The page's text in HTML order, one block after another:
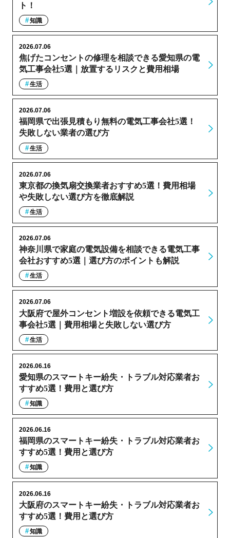
ト！
知識
焦げたコンセントの修理を相談できる愛知県の電
気工事会社5選｜放置するリスクと費用相場
2026.07.06
生活
福岡県で出張見積もり無料の電気工事会社5選！
失敗しない業者の選び方
2026.07.06
生活
東京都の換気扇交換業者おすすめ5選！費用相場
や失敗しない選び方を徹底解説
2026.07.06
生活
神奈川県で家庭の電気設備を相談できる電気工事
会社おすすめ5選｜選び方のポイントも解説
2026.07.06
生活
大阪府で屋外コンセント増設を依頼できる電気工
事会社5選｜費用相場と失敗しない選び方
2026.07.06
生活
愛知県のスマートキー紛失・トラブル対応業者お
すすめ5選！費用と選び方
2026.06.16
知識
福岡県のスマートキー紛失・トラブル対応業者お
すすめ5選！費用と選び方
2026.06.16
知識
大阪府のスマートキー紛失・トラブル対応業者お
すすめ5選！費用と選び方
2026.06.16
知識